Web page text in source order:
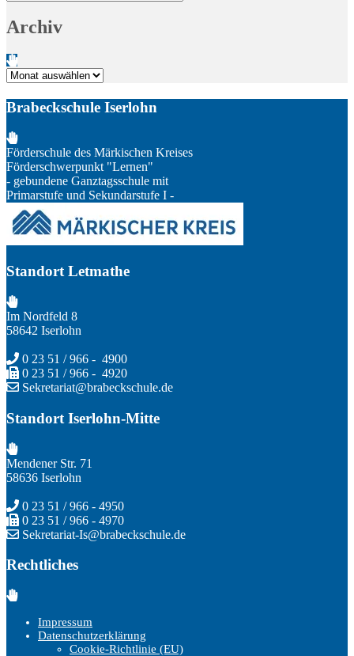
Archiv
Archiv
Brabeckschule Iserlohn
Förderschule des Märkischen Kreises
Förderschwerpunkt "Lernen"
- gebundene Ganztagsschule mit
Primarstufe und Sekundarstufe I -
Standort Letmathe
Im Nordfeld 8
58642 Iserlohn
0 23 51 / 966 - 4900
0 23 51 / 966 - 4920
Sekretariat@brabeckschule.de
Standort Iserlohn-Mitte
Mendener Str. 71
58636 Iserlohn
0 23 51 / 966 - 4950
0 23 51 / 966 - 4970
Sekretariat-Is@brabeckschule.de
Rechtliches
Impressum
Datenschutzerklärung
Cookie-Richtlinie (EU)